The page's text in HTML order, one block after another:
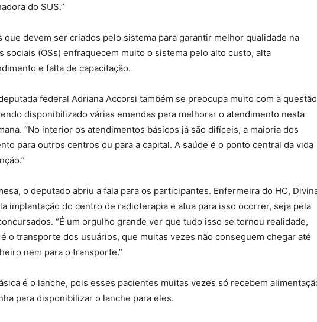
do SUS.”
devem ser criados pelo sistema para garantir melhor qualidade na
sociais (OSs) enfraquecem muito o sistema pelo alto custo, alta
e falta de capacitação.
federal Adriana Accorsi também se preocupa muito com a questão
disponibilizado várias emendas para melhorar o atendimento nesta
“No interior os atendimentos básicos já são difíceis, a maioria dos
para outros centros ou para a capital. A saúde é o ponto central da vida
o deputado abriu a fala para os participantes. Enfermeira do HC,
implantação do centro de radioterapia e atua para isso ocorrer, seja pela
“É um orgulho grande ver que tudo isso se tornou realidade,
o transporte dos usuários, que muitas vezes não conseguem chegar até
nem para o transporte.”
é o lanche, pois esses pacientes muitas vezes só recebem
para disponibilizar o lanche para eles.